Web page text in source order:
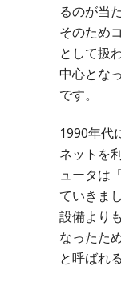
るのが当
そのため
として扱
中心とな
です。
1990年代
ネットを
ュータは
ていきまし
設備より
なったた
と呼ばれ